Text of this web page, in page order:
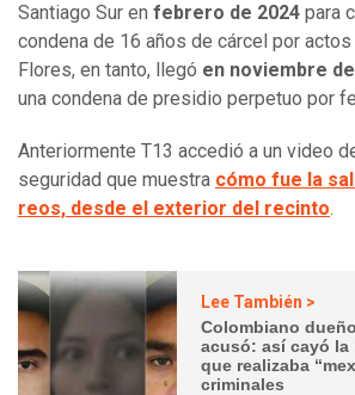
Santiago Sur en febrero de 2024 para
condena de 16 años de cárcel por actos
Flores, en tanto, llegó en noviembre
una condena de presidio perpetuo por
Anteriormente T13 accedió a un video
seguridad que muestra cómo fue la
reos, desde el exterior del recinto.
Lee También >
Colombiano
acusó: así cayó la
que realizaba
criminales